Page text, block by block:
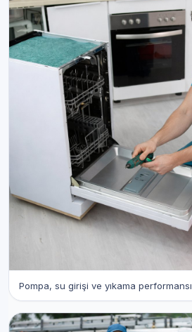
Pompa, su girişi ve yıkama